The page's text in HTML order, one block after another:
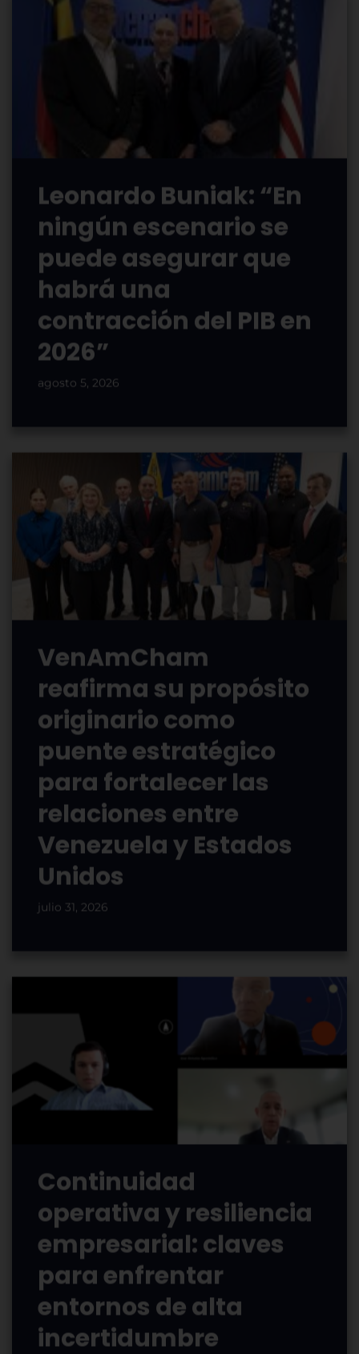
Leonardo Buniak: “En
ningún escenario se
puede asegurar que
habrá una
contracción del PIB en
2026”
agosto 5, 2026
VenAmCham
reafirma su propósito
originario como
puente estratégico
para fortalecer las
relaciones entre
Venezuela y Estados
Unidos
julio 31, 2026
Continuidad
operativa y resiliencia
empresarial: claves
para enfrentar
entornos de alta
incertidumbre